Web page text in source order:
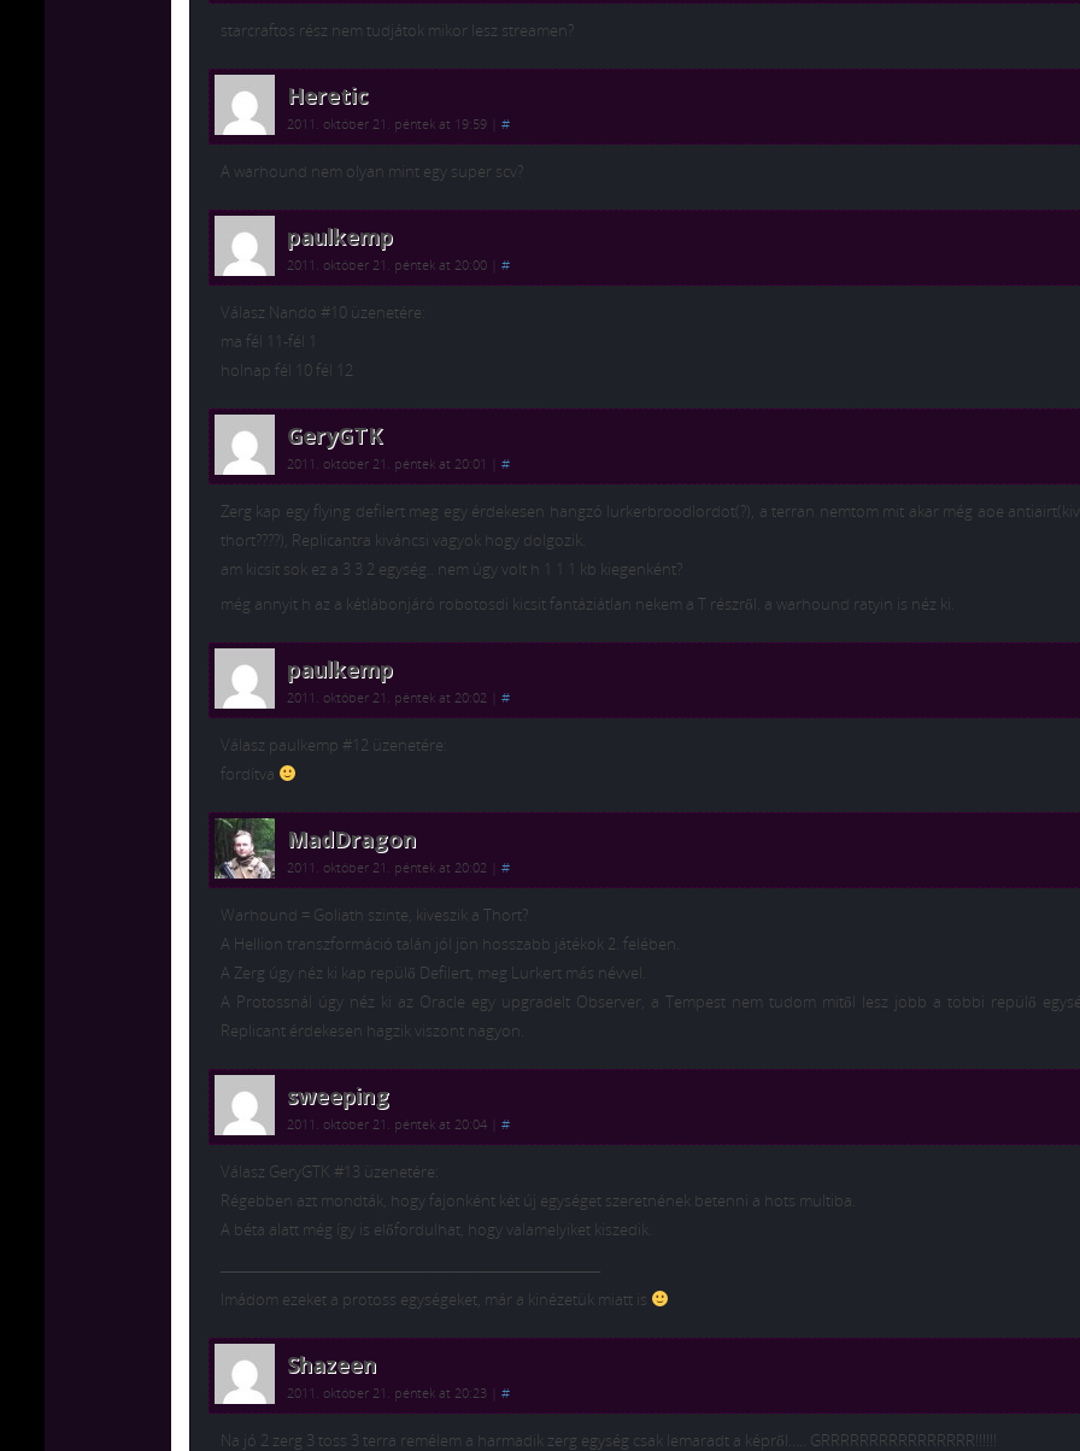
starcraftos rész nem tudjátok mikor lesz streamen?
Heretic
2011. október 21. péntek at 19:59 #
A warhound nem olyan mint egy super scv?
paulkemp
2011. október 21. péntek at 20:00 #
Válasz Nando #10 üzenetére:
ma fél 11-fél 1
holnap fél 10 fél 12
GeryGTK
2011. október 21. péntek at 20:01 #
Zerg kap egy flying defilert meg egy érdekesen hangzó lurkerbroodlordot(?), a terran nemtom mit akar még aoe
thort????), Replicantra kiváncsi vagyok hogy dolgozik.
am kicsit sok ez a 3 3 2 egység.. nem úgy volt h 1 1 1 kb kiegenként?
még annyit h az a kétlábonjáró robotosdi kicsit fantáziátlan nekem a T részről. a warhound ratyin is néz ki.
paulkemp
2011. október 21. péntek at 20:02 #
Válasz paulkemp #12 üzenetére:
fordítva
MadDragon
2011. október 21. péntek at 20:02 #
Warhound = Goliath szinte, kiveszik a Thort?
A Hellion transzformáció talán jól jön hosszabb játékok 2. felében.
A Zerg úgy néz ki kap repülő Defilert, meg Lurkert más névvel.
A Protossnál úgy néz ki az Oracle egy upgradelt Observer, a Tempest nem tudom mitől lesz jobb a többi repülő
Replicant érdekesen hagzik viszont nagyon.
sweeping
2011. október 21. péntek at 20:04 #
Válasz GeryGTK #13 üzenetére:
Régebben azt mondták, hogy fajonként két új egységet szeretnének betenni a hots multiba.
A béta alatt még így is előfordulhat, hogy valamelyiket kiszedik.
Imádom ezeket a protoss egységeket, már a kinézetük miatt is
Shazeen
2011. október 21. péntek at 20:23 #
Na jó 2 zerg 3 toss 3 terra remélem a harmadik zerg egység csak lemaradt a képről….. GRRRRRRRRRRRRRRRR!!!!!!